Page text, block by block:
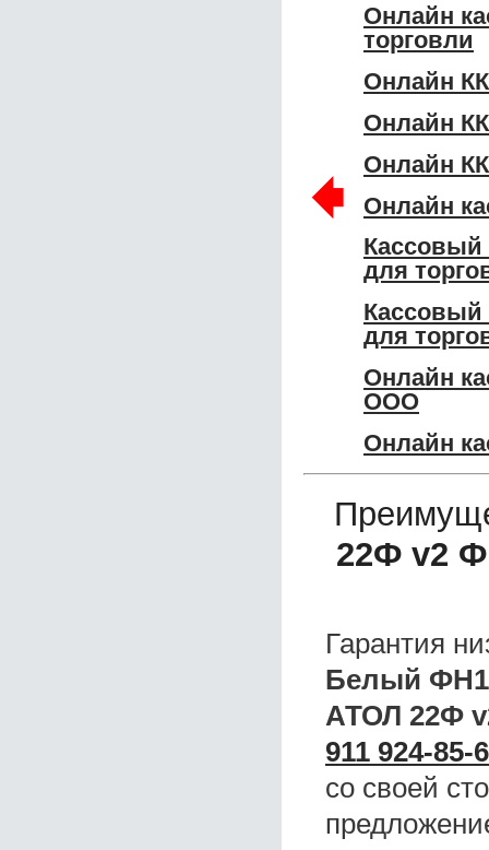
Онлайн
торговли
Онлайн
Онлайн
Онлайн
Онлайн
для
для
Онлайн
ООО
Онлайн
🠸
22Ф v2
Гарантия
Белый
АТОЛ 22Ф
911 924-85-
со своей